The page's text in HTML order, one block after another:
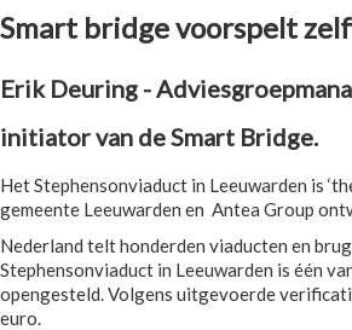
Smart bridge voorspelt
Erik Deuring -
initiator van de Smart Bridge.
Het Stephensonviaduct in Leeuwarden is
gemeente Leeuwarden en Antea Group
Nederland telt honderden viaducten en
Stephensonviaduct in Leeuwarden is één
opengesteld. Volgens uitgevoerde
euro.